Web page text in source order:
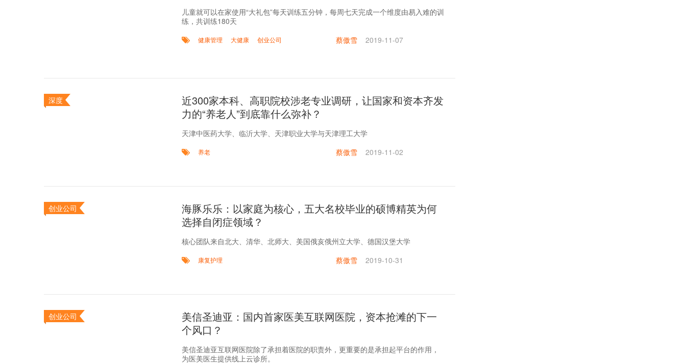
儿童就可以在家使用“大礼包”每天训练五分钟，每周七天完成一个维度由易入难的训
练，共训练180天
健康管理 大健康 创业公司 蔡傲雪 2019-11-07
深度
近300家本科、高职院校涉老专业调研，让国家和资本齐发
力的“养老人”到底靠什么弥补？
天津中医药大学、临沂大学、天津职业大学与天津理工大学
养老 蔡傲雪 2019-11-02
创业公司
海豚乐乐：以家庭为核心，五大名校毕业的硕博精英为何
选择自闭症领域？
核心团队来自北大、清华、北师大、美国俄亥俄州立大学、德国汉堡大学
康复护理 蔡傲雪 2019-10-31
创业公司
美信圣迪亚：国内首家医美互联网医院，资本抢滩的下一
个风口？
美信圣迪亚互联网医院除了承担着医院的职责外，更重要的是承担起平台的作用，
为医美医生提供线上云诊所。